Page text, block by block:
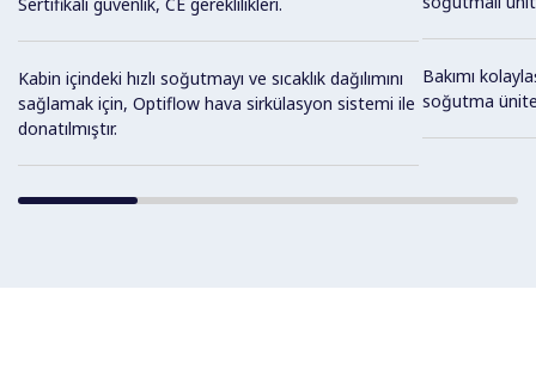
Kabin içindeki hızlı soğutmayı ve sıcaklık dağılımını
sağlamak için, Optiflow hava sirkülasyon sistemi ile
donatılmıştır.
Bakımı
soğutma